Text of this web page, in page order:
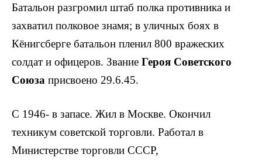
Батальон раз­громил штаб полка противника и
захватил полковое знамя; в уличных боях в
Кёнигсберге батальон пленил 800 вражеских
солдат и офицеров. Звание Героя Советского
Союза присвоено 29.6.45.
С 1946- в запасе. Жил в Москве. Окончил
техникум советской торговли. Рабо­тал в
Министерстве торговли СССР,